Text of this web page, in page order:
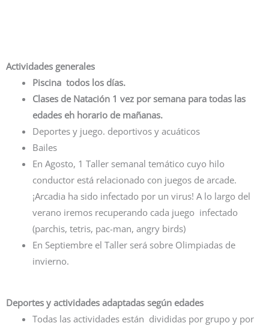
Actividades generales
Piscina todos los días.
Clases de Natación 1 vez por semana para todas las
edades eh horario de mañanas.
Deportes y juego. deportivos y acuáticos
Bailes
En Agosto, 1 Taller semanal temático cuyo hilo
conductor está relacionado con juegos de arcade.
¡Arcadia ha sido infectado por un virus! A lo largo del
verano iremos recuperando cada juego infectado
(parchis, tetris, pac-man, angry birds)
En Septiembre el Taller será sobre Olimpiadas de
invierno.
Deportes y actividades adaptadas según edades
Todas las actividades están divididas por grupo y por